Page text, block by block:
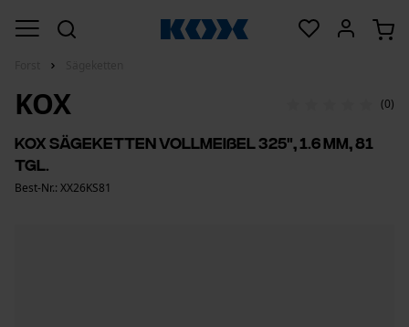
KOX (0)
KOX Sägeketten Vollmeißel 325", 1.6 mm, 81
Tgl.
Best-Nr.: XX26KS81